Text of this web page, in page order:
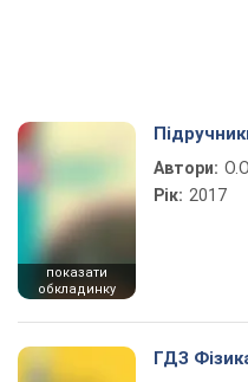
показати
обкладинку
Автори:
Рік: 2017
ГДЗ